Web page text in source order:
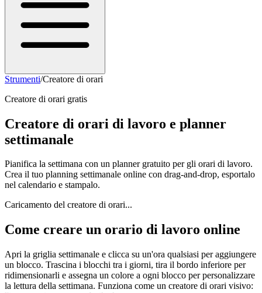
Strumenti/Creatore di orari
Creatore di orari gratis
Creatore di orari di lavoro e planner
settimanale
Pianifica la settimana con un planner gratuito per gli orari di lavoro.
Crea il tuo planning settimanale online con drag-and-drop, esportalo
nel calendario e stampalo.
Caricamento del creatore di orari...
Come creare un orario di lavoro online
Apri la griglia settimanale e clicca su un'ora qualsiasi per aggiungere
un blocco. Trascina i blocchi tra i giorni, tira il bordo inferiore per
ridimensionarli e assegna un colore a ogni blocco per personalizzare
la lettura della settimana. Funziona come un creatore di orari visivo: